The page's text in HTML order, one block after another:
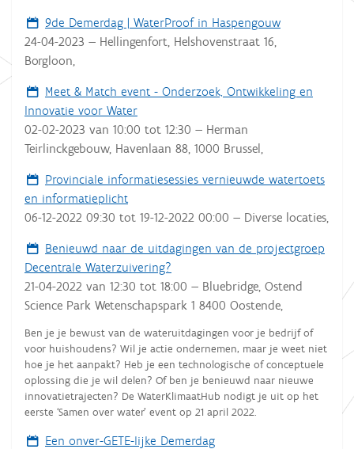
9de Demerdag | WaterProof in Haspengouw
24-04-2023 — Hellingenfort, Helshovenstraat 16,
Borgloon
Meet & Match event - Onderzoek, Ontwikkeling en
Innovatie voor Water
02-02-2023 van 10:00 tot 12:30 — Herman
Teirlinckgebouw, Havenlaan 88, 1000 Brussel
Provinciale informatiesessies vernieuwde watertoets
en informatieplicht
06-12-2022 09:30 tot 19-12-2022 00:00 — Diverse locaties
Benieuwd naar de uitdagingen van de projectgroep
Decentrale Waterzuivering?
21-04-2022 van 12:30 tot 18:00 — Bluebridge, Ostend
Science Park Wetenschapspark 1 8400 Oostende
Ben je je bewust van de wateruitdagingen voor je bedrijf of
voor huishoudens? Wil je actie ondernemen, maar je weet niet
hoe je het aanpakt? Heb je een technologische of conceptuele
oplossing die je wil delen? Of ben je benieuwd naar nieuwe
innovatietrajecten? De WaterKlimaatHub nodigt je uit op het
eerste ‘Samen over water’ event op 21 april 2022.
Een onver-GETE-lijke Demerdag